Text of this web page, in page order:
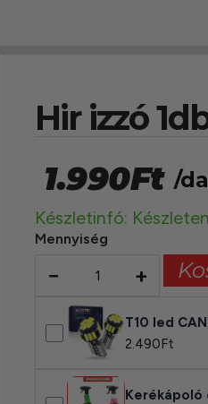
a csomagod.
Hir izzó
1.990Ft /
Készletinfó:
Mennyiség
− +
T10 led
2.490Ft
Kerékápoló